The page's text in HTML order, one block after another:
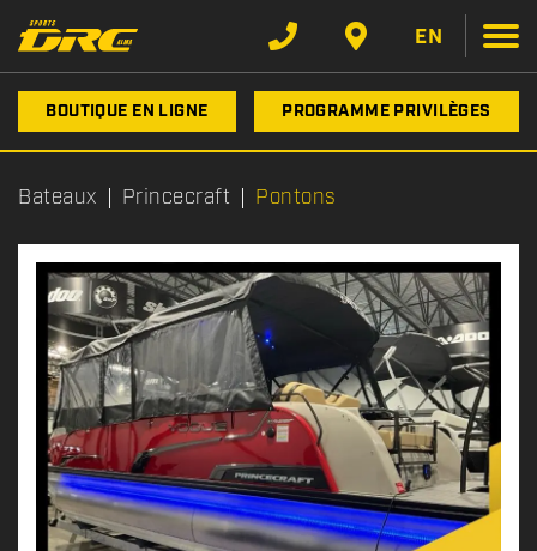
EN
BOUTIQUE EN LIGNE PROGRAMME PRIVILÈGES
Bateaux Princecraft Pontons